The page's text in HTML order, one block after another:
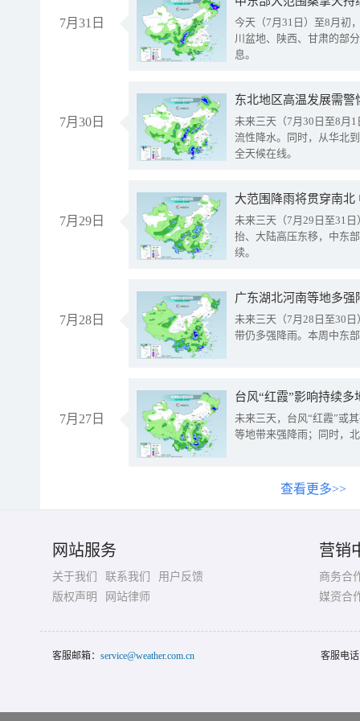
7月31日
今天（7月31日）至8月初
川盆地、陕西、甘肃的部
息。
7月30日
东北地区高温发展需
未来三天（7月30日至8月
流性降水。同时，从华北
全天候在线。
7月29日
大范围降雨将贯穿南
未来三天（7月29日至31
抬、大陆高压东移，中东
续。
7月28日
广东湖北河南等地多
未来三天（7月28日至30
带仍多强降雨。本周中东
7月27日
台风“红霞”影响持续
未来三天，台风“红霞”或
等地带来强降雨；同时，
查看更多>>
网站服务
关于我们 联系我们
用户反馈
版权声明
网站律师
营销
商务合
媒资合
客服邮箱： service@weather.com.cn 客服电